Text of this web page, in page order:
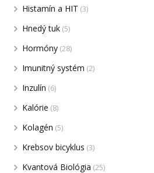
Histamín a HIT (3)
Hnedý tuk (5)
Hormóny (28)
Imunitný systém (2)
Inzulín (6)
Kalórie (8)
Kolagén (5)
Krebsov bicyklus (3)
Kvantová Biológia (25)